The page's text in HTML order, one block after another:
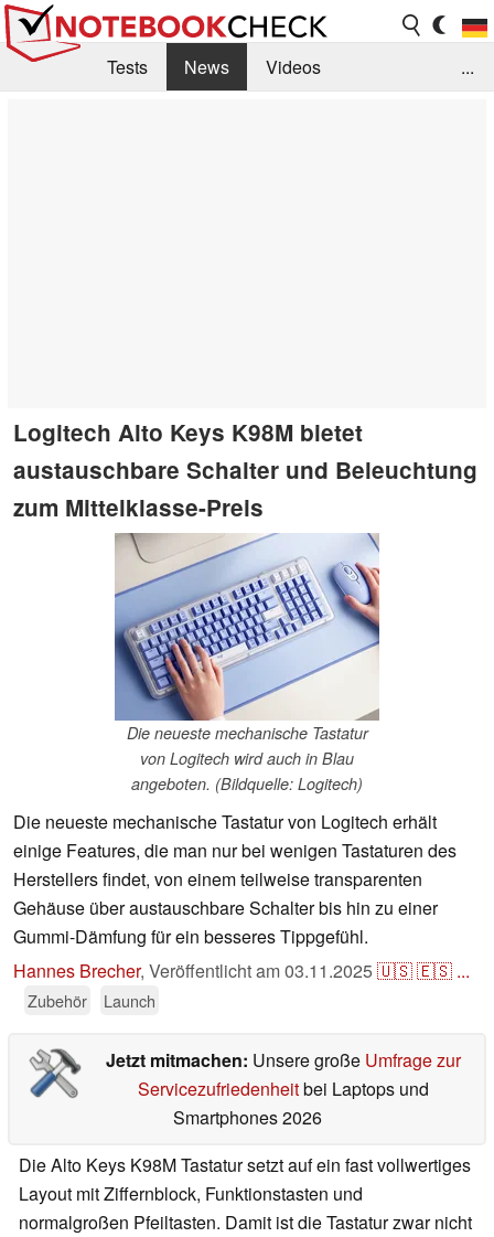
Tests News
Videos
...
Logitech Alto Keys K98M bietet
austauschbare Schalter und Beleuchtung
zum Mittelklasse-Preis
Die neueste mechanische Tastatur
von Logitech wird auch in Blau
angeboten. (Bildquelle: Logitech)
Die neueste mechanische Tastatur von Logitech erhält
einige Features, die man nur bei wenigen Tastaturen des
Herstellers findet, von einem teilweise transparenten
Gehäuse über austauschbare Schalter bis hin zu einer
Gummi-Dämfung für ein besseres Tippgefühl.
Hannes Brecher, Veröffentlicht am03.11.2025🇺🇸🇪🇸 ...
Zubehör Launch
Jetzt mitmachen: Unsere große Umfrage zur
Servicezufriedenheitbei Laptops und
Smartphones 2026
Die Alto Keys K98M Tastatur setzt auf ein fast vollwertiges
Layout mit Ziffernblock, Funktionstasten und
normalgroßen Pfeiltasten. Damit ist die Tastatur zwar nicht